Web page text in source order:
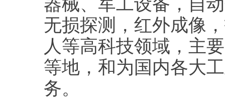
器械、军工设备，自
无损探测，红外成像
人等高科技领域，主
等地，和为国内各大
务。